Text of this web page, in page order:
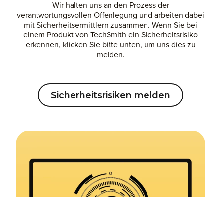
Wir halten uns an den Prozess der
verantwortungsvollen Offenlegung und arbeiten dabei
mit Sicherheitsermittlern zusammen. Wenn Sie bei
einem Produkt von TechSmith ein Sicherheitsrisiko
erkennen, klicken Sie bitte unten, um uns dies zu
melden.
Sicherheitsrisiken melden